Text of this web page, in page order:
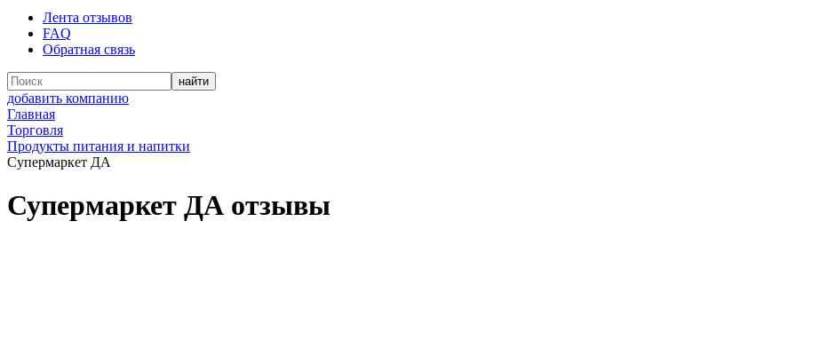
Лента отзывов
FAQ
Обратная связь
добавить компанию
Главная
Торговля
Продукты питания и напитки
Супермаркет ДА
Супермаркет ДА отзывы